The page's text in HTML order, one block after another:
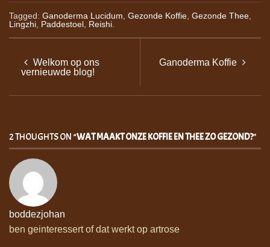
Tagged: Ganoderma Lucidum Gezonde Koffie Gezonde Thee
Lingzhi Paddestoel Reishi
Welkom op ons
vernieuwde blog!
Ganoderma Koffie
2 THOUGHTS ON “WAT MAAKT ONZE KOFFIE EN THEE ZO GEZOND?”
boddezjohan
ben geinteressert of dat werkt op artrose